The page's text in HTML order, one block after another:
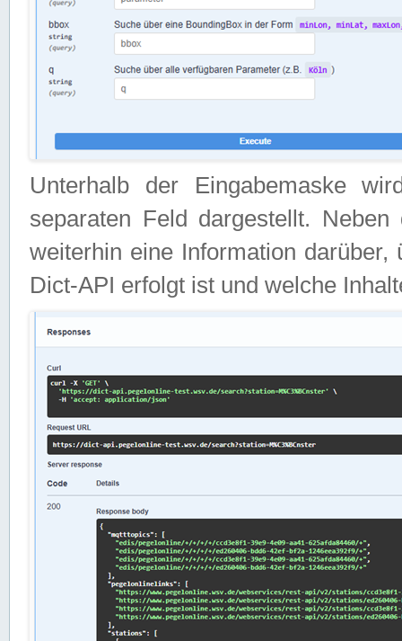
Unterhalb der Eingabemaske
separaten Feld dargestellt.
weiterhin eine Information
Dict-API erfolgt ist und welche